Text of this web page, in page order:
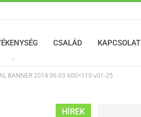
CSALÁD KAPCSOLAT
BANNER 2014 06 03 600×110 v01-25
HÍREK